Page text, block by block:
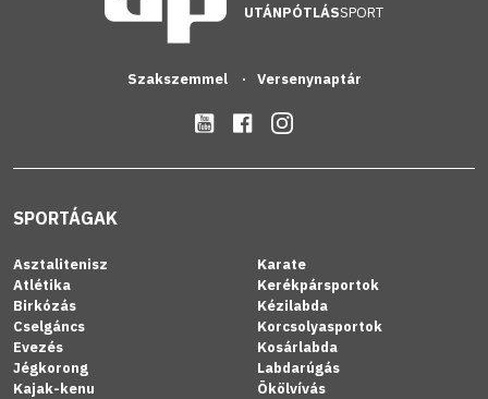
UTÁNPÓTLÁSSPORT
Szakszemmel Versenynaptár
SPORTÁGAK
Asztalitenisz
Atlétika
Birkózás
Cselgáncs
Evezés
Jégkorong
Kajak-kenu
Karate
Kerékpársportok
Kézilabda
Korcsolyasportok
Kosárlabda
Labdarúgás
Ökölvívás